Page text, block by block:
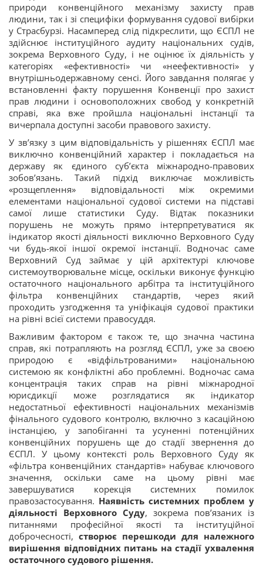
природи конвенційного механізму захисту прав
людини, так і зі специфіки формування судової вибірки
у Страсбурзі. Насамперед слід підкреслити, що ЄСПЛ не
здійснює інституційного аудиту національних судів,
зокрема Верховного Суду, і не оцінює їх діяльність у
категоріях «ефективності» чи «неефективності» у
внутрішньодержавному сенсі. Його завдання полягає у
встановленні факту порушення Конвенції про захист
прав людини і основоположних свобод у конкретній
справі, яка вже пройшла національні інстанції та
вичерпала доступні засоби правового захисту.
У зв’язку з цим відповідальність у рішеннях ЄСПЛ має
виключно конвенційний характер і покладається на
державу як єдиного суб’єкта міжнародно-правових
зобов’язань. Такий підхід виключає можливість
«розщеплення» відповідальності між окремими
елементами національної судової системи на підставі
самої лише статистики Суду. Відтак показники
порушень не можуть прямо інтерпретуватися як
індикатор якості діяльності виключно Верховного Суду
чи будь-якої іншої окремої інстанції. Водночас саме
Верховний Суд займає у цій архітектурі ключове
системоутворювальне місце, оскільки виконує функцію
остаточного національного арбітра та інституційного
фільтра конвенційних стандартів, через який
проходить узгодження та уніфікація судової практики
на рівні всієї системи правосуддя.
Важливим фактором є також те, що значна частина
справ, які потрапляють на розгляд ЄСПЛ, уже за своєю
природою є «відфільтрованими» національною
системою як конфліктні або проблемні. Водночас сама
концентрація таких справ на рівні міжнародної
юрисдикції може розглядатися як індикатор
недостатньої ефективності національних механізмів
фінального судового контролю, включно з касаційною
інстанцією, у запобіганні та усуненні потенційних
конвенційних порушень ще до стадії звернення до
ЄСПЛ. У цьому контексті роль Верховного Суду як
«фільтра конвенційних стандартів» набуває ключового
значення, оскільки саме на цьому рівні має
завершуватися корекція системних помилок
правозастосування. Наявність системних проблем у
діяльності Верховного Суду, зокрема пов’язаних із
питаннями професійної якості та інституційної
доброчесності, створює перешкоди для належного
вирішення відповідних питань на стадії ухвалення
остаточного судового рішення.